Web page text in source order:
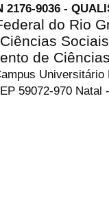
2176-9036 -
do Rio
de
Universitário
59072-970 Natal